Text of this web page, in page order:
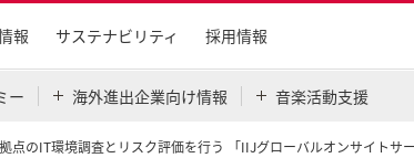
報 サステナビリティ 採用情報
ー 海外進出企業向け情報 音楽活動支援
点のIT環境調査とリスク評価を行う 「IIJグローバルオンサイトサ